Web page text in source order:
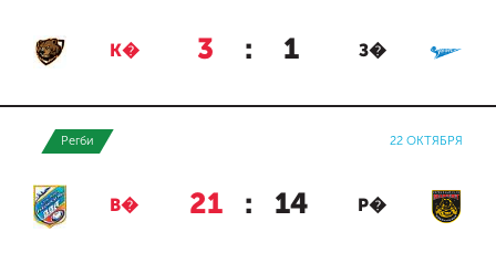
К� 3 : 1 З�
Регби 22 ОКТЯБРЯ
В� 21 : 14 Р�